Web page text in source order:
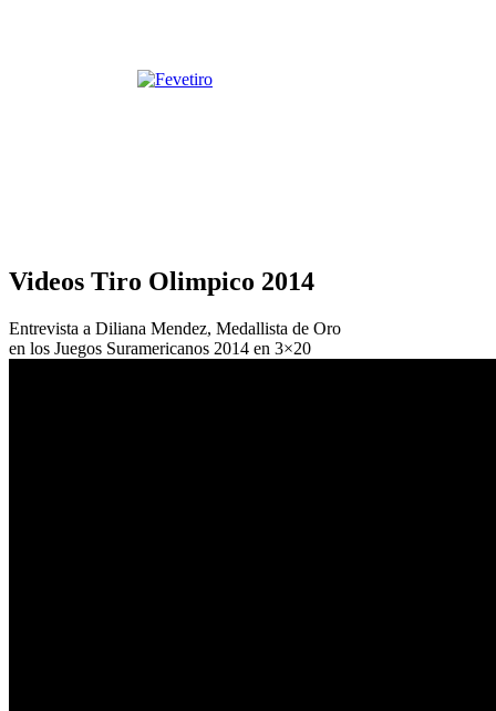
Videos Tiro Olimpico 2014
Entrevista a Diliana Mendez, Medallista de Oro
en los Juegos Suramericanos 2014 en 3×20